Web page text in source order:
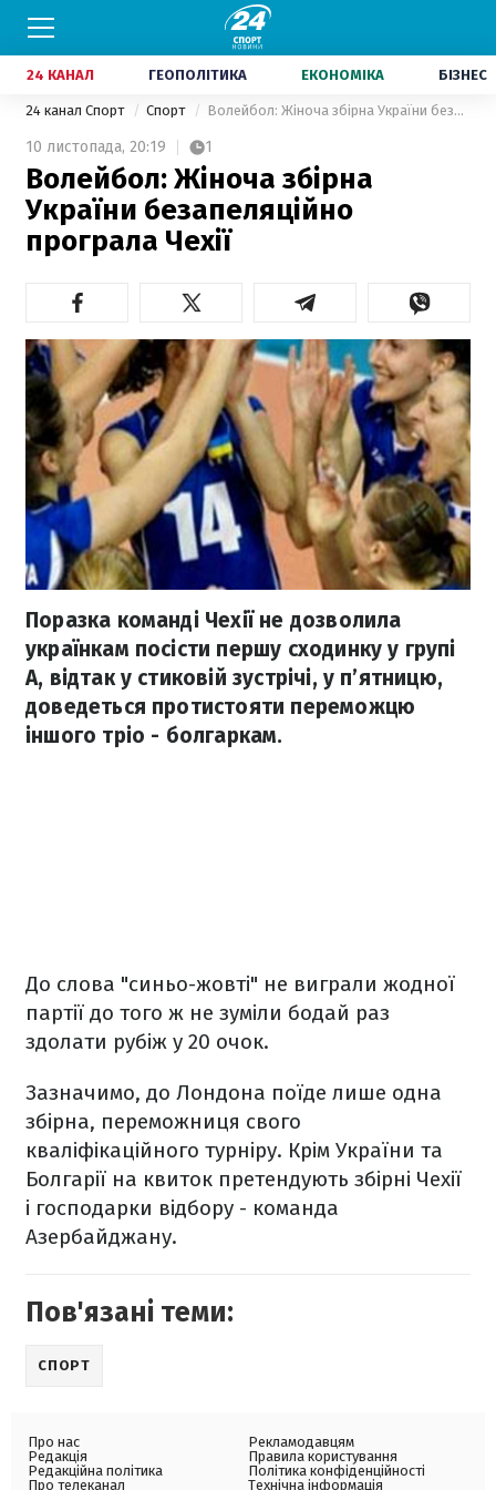
24 КАНАЛ ГЕОПОЛІТИКА ЕКОНОМІКА БІЗНЕС
24 канал Спорт Спорт Волейбол: Жіноча збірна України безапеляційно програла Чехії
10 листопада, 20:19 1
Волейбол: Жіноча збірна
України безапеляційно
програла Чехії
Поразка команді Чехії не дозволила
українкам посісти першу сходинку у групі
А, відтак у стиковій зустрічі, у п’ятницю,
доведеться протистояти переможцю
іншого тріо - болгаркам.
До слова "синьо-жовті" не виграли жодної
партії до того ж не зуміли бодай раз
здолати рубіж у 20 очок.
Зазначимо, до Лондона поїде лише одна
збірна, переможниця свого
кваліфікаційного турніру. Крім України та
Болгарії на квиток претендують збірні Чехії
і господарки відбору - команда
Азербайджану.
Пов'язані теми:
СПОРТ
Про нас
Редакція
Редакційна політика
Про телеканал
Рекламодавцям
Правила користування
Політика конфіденційності
Технічна інформація